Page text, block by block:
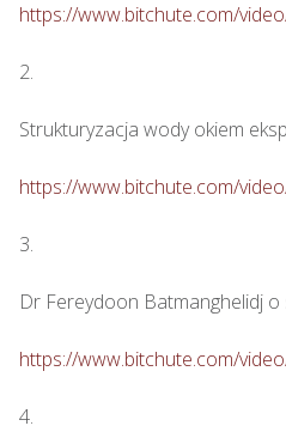
https://www.bitchute.com/
2.
Strukturyzacja wody okiem
https://www.bitchute.com/
3.
Dr Fereydoon Batmanghelidj
https://www.bitchute.com/
4.